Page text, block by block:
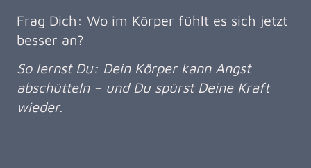
Frag Dich: Wo im Körper fühlt es sich jetzt
besser an?
So lernst Du: Dein Körper kann Angst
abschütteln – und Du spürst Deine Kraft
wieder.